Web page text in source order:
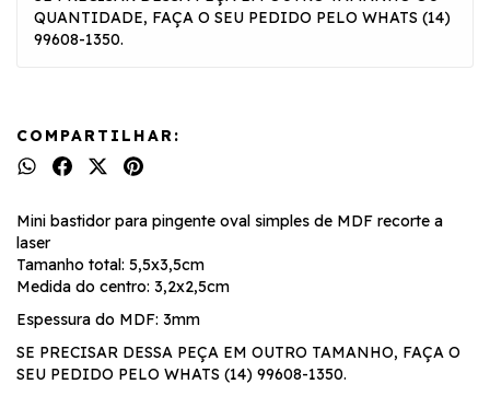
QUANTIDADE, FAÇA O SEU PEDIDO PELO WHATS (14)
99608-1350.
COMPARTILHAR:
Mini bastidor para pingente oval simples de MDF recorte a
laser
Tamanho total: 5,5x3,5cm
Medida do centro: 3,2x2,5cm
Espessura do MDF: 3mm
SE PRECISAR DESSA PEÇA EM OUTRO TAMANHO, FAÇA O
SEU PEDIDO PELO WHATS (14) 99608-1350.